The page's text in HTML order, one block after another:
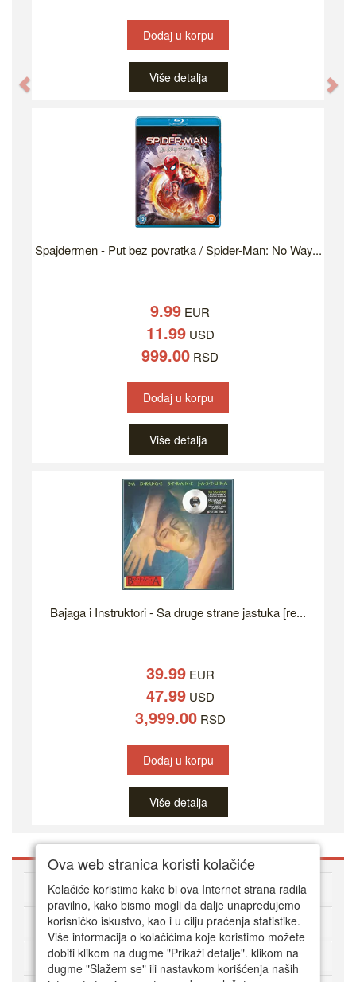
Dodaj u korpu
Više detalja
Spajdermen - Put bez povratka / Spider-Man: No Way...
9.99 EUR
11.99USD
999.00 RSD
Dodaj u korpu
Više detalja
Bajaga i Instruktori - Sa druge strane jastuka [re...
39.99EUR
47.99USD
3,999.00RSD
Dodaj u korpu
Više detalja
O DVD Zoni
Kako kupovati online
Korisnički servis
Ova web stranica koristi kolačiće
Kolačiće koristimo kako bi ova Internet strana radila
pravilno, kako bismo mogli da dalje unapređujemo
korisničko iskustvo, kao i u cilju praćenja statistike.
Više informacija o kolačićima koje koristimo možete
dobiti klikom na dugme "Prikaži detalje". klikom na
dugme "Slažem se" ili nastavkom korišćenja naših